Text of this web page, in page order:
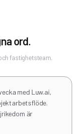
ord.
fastighetsteam.
med Luw.ai,
är